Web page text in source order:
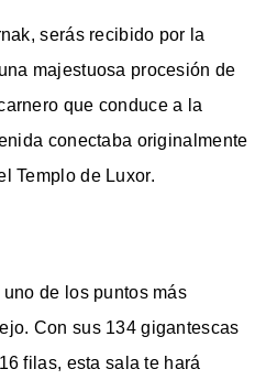
serás recibido por la
majestuosa procesión de
que conduce a la
conectaba originalmente
Templo de Luxor.
de los puntos más
Con sus 134 gigantescas
filas, esta sala te hará